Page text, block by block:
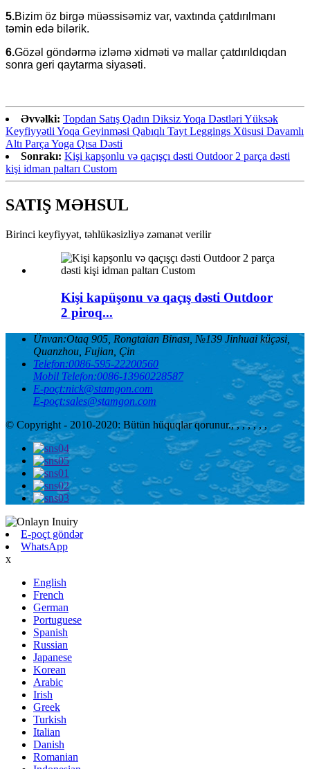
5.Bizim öz birgə müəssisəmiz var, vaxtında çatdırılmanı
təmin edə bilərik.
6.Gözəl göndərmə izləmə xidməti və mallar çatdırıldıqdan
sonra geri qaytarma siyasəti.
Əvvəlki: Topdan Satış Qadın Diksiz Yoqa Dəstləri Yüksək
Keyfiyyətli Yoqa Geyinməsi Qabıqlı Tayt Leggings Xüsusi Davamlı
Altı Parça Yoga Qısa Dəsti
Sonrakı: Kişi kapşonlu və qaçışçı dəsti Outdoor 2 parça dəsti
kişi idman paltarı Custom
SATIŞ MƏHSUL
Birinci keyfiyyət, təhlükəsizliyə zəmanət verilir
Kişi kapüşonu və qaçış dəsti Outdoor
2 piroq...
Ünvan:Otaq 905, Rongtaian Binası, №139 Jinhuai küçəsi,
Quanzhou, Fujian, Çin
Telefon:0086-595-22200560
Mobil Telefon:0086-13960228587
E-poçt:nick@stamgon.com
E-poçt:sales@stamgon.com
© Copyright - 2010-2020: Bütün hüquqlar qorunur., , , , , , ,
E-poçt göndər
WhatsApp
x
English
French
German
Portuguese
Spanish
Russian
Japanese
Korean
Arabic
Irish
Greek
Turkish
Italian
Danish
Romanian